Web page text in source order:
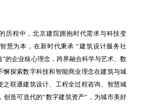
历程中，北京建院拥抱时代需求与科技变
慧为本，在新时代秉承 “建筑设计服务社
的企业核心理念，跨界融合科学与艺术、数
懈探索数字科技和智能商业理念在建筑与城
之联通建筑设计、工程全过程咨询、智慧城
创造可迭代的“数字建筑资产”，为城市美好